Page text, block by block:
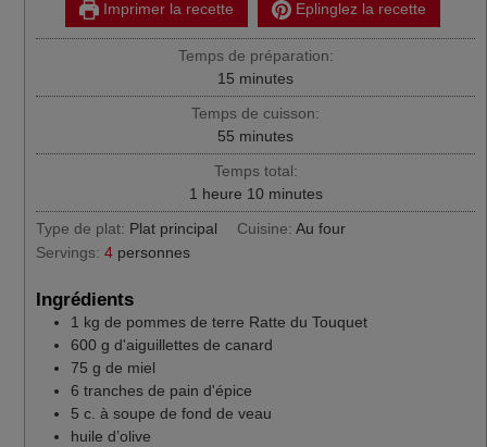
Imprimer la recette Eplinglez la recette
Temps de préparation:
15 minutes
minutes
Temps de cuisson:
55 minutes
minutes
Temps total:
1 heure
heure 10minutes
minutes
Type de plat: Plat principal Cuisine: Au four
Servings:4 personnes
Ingrédients
1 kg de pommes de terre Ratte du Touquet
600 g d'aiguillettes de canard
75 g de miel
6 tranches de pain d'épice
5 c. à soupe de fond de veau
huile d’olive